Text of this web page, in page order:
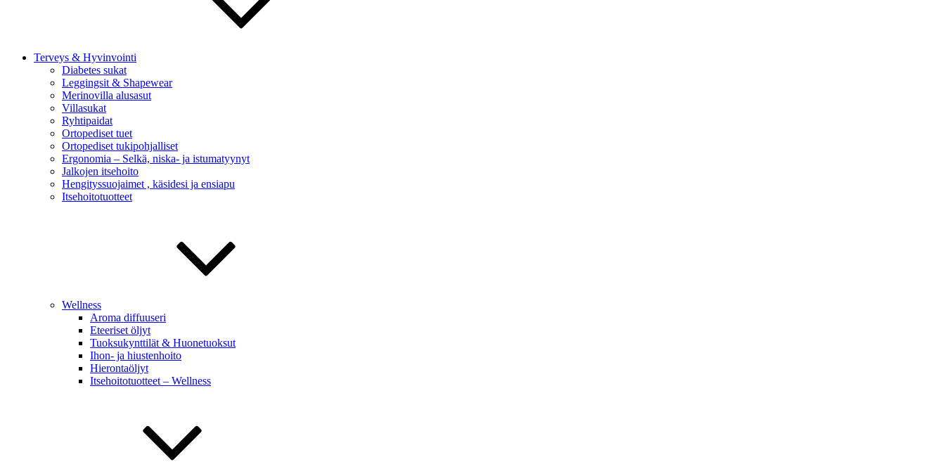
Terveys & Hyvinvointi
Diabetes sukat
Leggingsit & Shapewear
Merinovilla alusasut
Villasukat
Ryhtipaidat
Ortopediset tuet
Ortopediset tukipohjalliset
Ergonomia – Selkä, niska- ja istumatyynyt
Jalkojen itsehoito
Hengityssuojaimet , käsidesi ja ensiapu
Itsehoitotuotteet
Wellness
Aroma diffuuseri
Eteeriset öljyt
Tuoksukynttilät & Huonetuoksut
Ihon- ja hiustenhoito
Hierontaöljyt
Itsehoitotuotteet – Wellness